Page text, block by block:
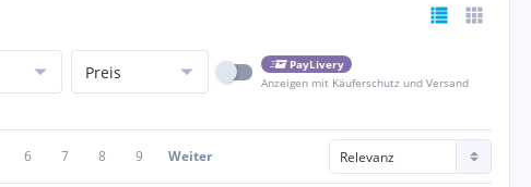
Preis
PayLivery
Anzeigen mit Käuferschutz und Versand
6 7 8 9 Weiter